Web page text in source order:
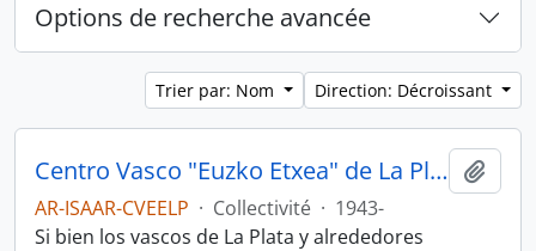
Options de recherche avancée
Trier par: Nom Direction: Décroissant
Centro Vasco "Euzko Etxea" de La Plata
AR-ISAAR-CVEELP · Collectivité · 1943-
Si bien los vascos de La Plata y alrededores